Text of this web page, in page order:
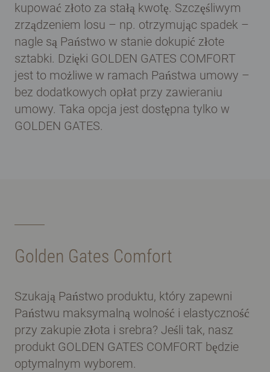
kupować złoto za stałą kwotę. Szczęśliwym
zrządzeniem losu – np. otrzymując spadek –
nagle są Państwo w stanie dokupić złote
sztabki. Dzięki GOLDEN GATES COMFORT
jest to możliwe w ramach Państwa umowy –
bez dodatkowych opłat przy zawieraniu
umowy. Taka opcja jest dostępna tylko w
GOLDEN GATES.
Golden Gates Comfort
Szukają Państwo produktu, który zapewni
Państwu maksymalną wolność i elastyczność
przy zakupie złota i srebra? Jeśli tak, nasz
produkt GOLDEN GATES COMFORT będzie
optymalnym wyborem.